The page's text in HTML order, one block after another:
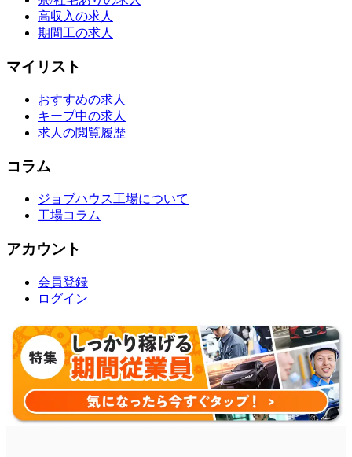
高収入の求人
期間工の求人
マイリスト
おすすめの求人
キープ中の求人
求人の閲覧履歴
コラム
ジョブハウス工場について
工場コラム
アカウント
会員登録
ログイン